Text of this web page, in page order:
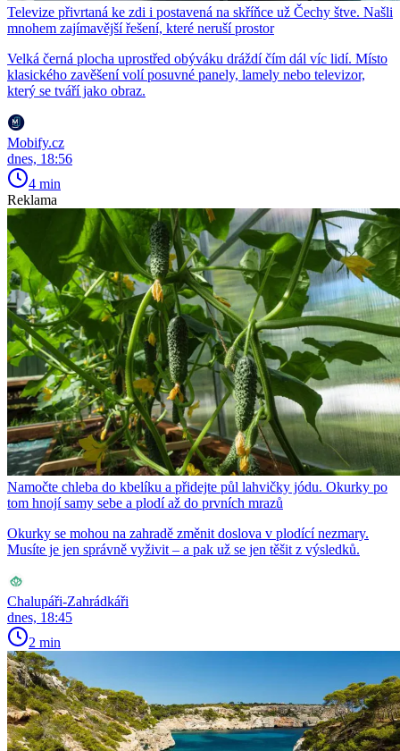
Televize přivrtaná ke zdi i postavená na skříňce už Čechy štve. Našli
mnohem zajímavější řešení, které neruší prostor
Velká černá plocha uprostřed obýváku dráždí čím dál víc lidí. Místo
klasického zavěšení volí posuvné panely, lamely nebo televizor,
který se tváří jako obraz.
Mobify.cz
dnes, 18:56
4 min
Reklama
Namočte chleba do kbelíku a přidejte půl lahvičky jódu. Okurky po
tom hnojí samy sebe a plodí až do prvních mrazů
Okurky se mohou na zahradě změnit doslova v plodící nezmary.
Musíte je jen správně vyživit – a pak už se jen těšit z výsledků.
Chalupáři-Zahrádkáři
dnes, 18:45
2 min